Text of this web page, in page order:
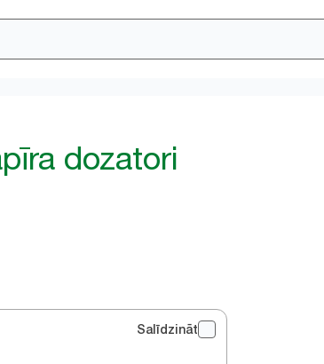
dozatori
Salīdzināt